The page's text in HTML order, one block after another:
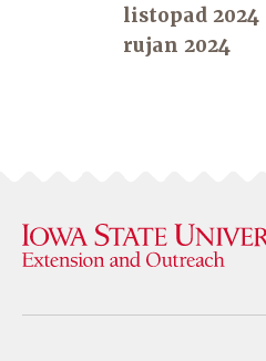
listopad 2024
rujan 2024